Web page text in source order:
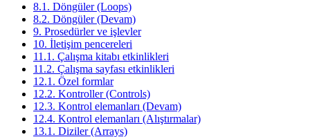
8.1. Döngüler (Loops)
8.2. Döngüler (Devam)
9. Prosedürler ve işlevler
10. İletişim pencereleri
11.1. Çalışma kitabı etkinlikleri
11.2. Çalışma sayfası etkinlikleri
12.1. Özel formlar
12.2. Kontroller (Controls)
12.3. Kontrol elemanları (Devam)
12.4. Kontrol elemanları (Alıştırmalar)
13.1. Diziler (Arrays)